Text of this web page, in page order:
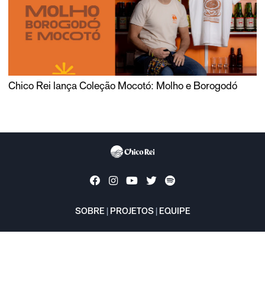
Chico Rei lança Coleção Mocotó: Molho e Borogodó
SOBRE PROJETOS EQUIPE